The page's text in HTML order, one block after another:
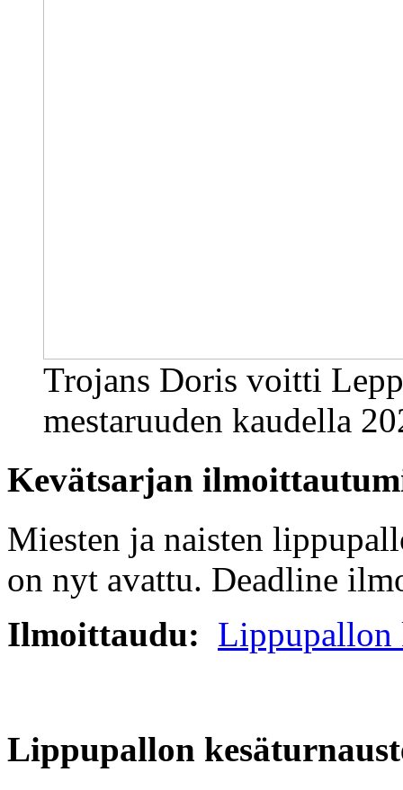
Trojans Doris voitti
mestaruuden kaudella
Kevätsarjan
Miesten ja naisten
on nyt avattu. Deadline
Ilmoittaudu: Lippupallon
Lippupallon